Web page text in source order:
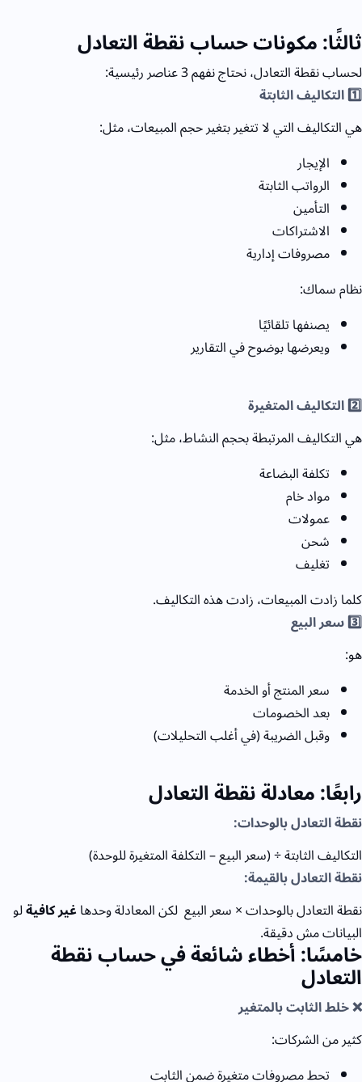
ثالثًا: مكونات حساب نقطة التعادل
لحساب نقطة التعادل، نحتاج نفهم3عناصر رئيسية:
1️⃣ التكاليف الثابتة
هي التكاليف التي لا تتغير بتغير حجم المبيعات، مثل:
الإيجار
الرواتب الثابتة
التأمين
الاشتراكات
مصروفات إدارية
نظام سماك:
يصنفها تلقائيًا
ويعرضها بوضوح في التقارير
2️⃣ التكاليف المتغيرة
هي التكاليف المرتبطة بحجم النشاط، مثل:
تكلفة البضاعة
مواد خام
عمولات
شحن
تغليف
كلما زادت المبيعات، زادت هذه التكاليف.
3️⃣ سعر البيع
هو:
سعر المنتج أو الخدمة
بعد الخصومات
وقبل الضريبة (في أغلب التحليلات)
رابعًا: معادلة نقطة التعادل
نقطة التعادل بالوحدات:
التكاليف الثابتة ÷ (سعر البيع – التكلفة المتغيرة للوحدة)
نقطة التعادل بالقيمة:
نقطة التعادل بالوحدات × سعر البيع لكن المعادلة وحدهاغير كافيةلو
البيانات مش دقيقة.
خامسًا: أخطاء شائعة في حساب نقطة
التعادل
❌ خلط الثابت بالمتغير
كثير من الشركات:
تحط مصروفات متغيرة ضمن الثابت